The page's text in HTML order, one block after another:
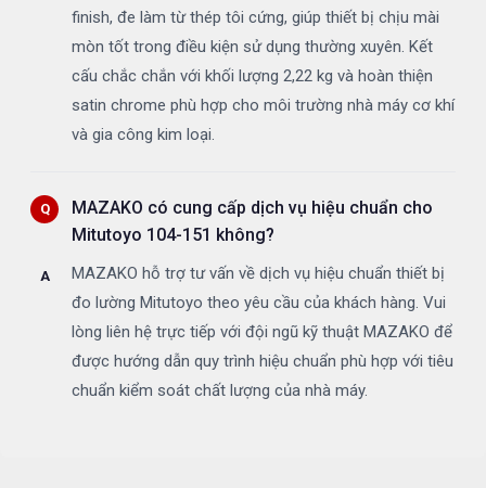
finish, đe làm từ thép tôi cứng, giúp thiết bị chịu mài
mòn tốt trong điều kiện sử dụng thường xuyên. Kết
cấu chắc chắn với khối lượng 2,22 kg và hoàn thiện
satin chrome phù hợp cho môi trường nhà máy cơ khí
và gia công kim loại.
MAZAKO có cung cấp dịch vụ hiệu chuẩn cho
Mitutoyo 104-151 không?
MAZAKO hỗ trợ tư vấn về dịch vụ hiệu chuẩn thiết bị
đo lường Mitutoyo theo yêu cầu của khách hàng. Vui
lòng liên hệ trực tiếp với đội ngũ kỹ thuật MAZAKO để
được hướng dẫn quy trình hiệu chuẩn phù hợp với tiêu
chuẩn kiểm soát chất lượng của nhà máy.